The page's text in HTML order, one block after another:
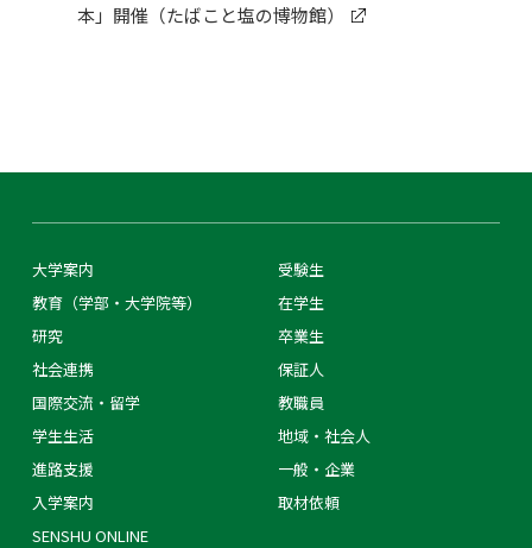
本」開催（たばこと塩の博物館）
大学案内
教育（学部・大学院等）
研究
社会連携
国際交流・留学
学生生活
進路支援
入学案内
SENSHU ONLINE
受験生
在学生
卒業生
保証人
教職員
地域・社会人
一般・企業
取材依頼